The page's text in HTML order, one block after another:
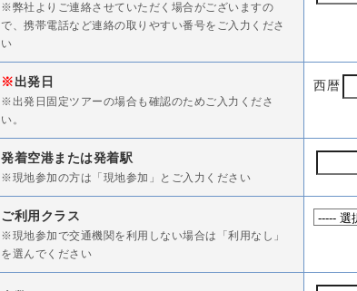
※弊社よりご連絡させていただく場合がございますの
で、携帯電話など連絡の取りやすい番号をご入力くださ
い
※出発日
※出発日固定ツアーの場合も確認のためご入力くださ
い。
西暦
発着空港または発着駅
※現地参加の方は「現地参加」とご入力ください
ご利用クラス
※現地参加で交通機関を利用しない場合は「利用なし」
を選んでください